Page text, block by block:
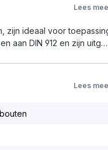
Lees
zijn ideaal voor
aan DIN 912 en zijn uitg…
Lees